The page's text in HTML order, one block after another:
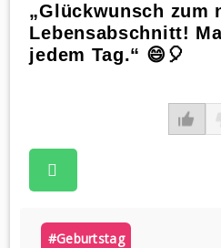
„Glückwunsch zum
Lebensabschnitt!
jedem Tag.“ 😄🎈
#geburtstag